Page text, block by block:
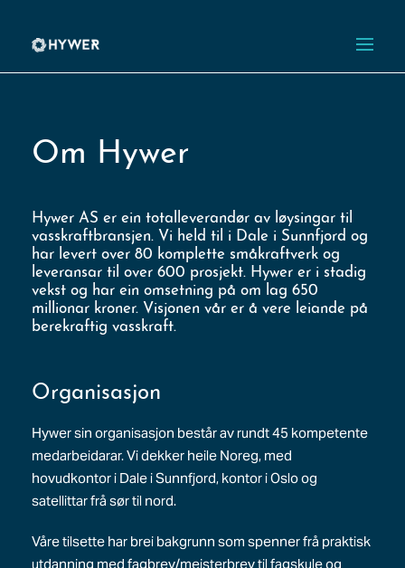
Om Hywer
Hywer AS er ein totalleverandør av løysingar til
vasskraftbransjen. Vi held til i Dale i Sunnfjord og
har levert over 80 komplette småkraftverk og
leveransar til over 600 prosjekt. Hywer er i stadig
vekst og har ein omsetning på om lag 650
millionar kroner. Visjonen vår er å vere leiande på
berekraftig vasskraft.
Organisasjon
Hywer sin organisasjon består av rundt 45 kompetente
medarbeidarar. Vi dekker heile Noreg, med
hovudkontor i Dale i Sunnfjord, kontor i Oslo og
satellittar frå sør til nord.
Våre tilsette har brei bakgrunn som spenner frå praktisk